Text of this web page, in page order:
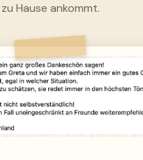
zu Hause ankommt.